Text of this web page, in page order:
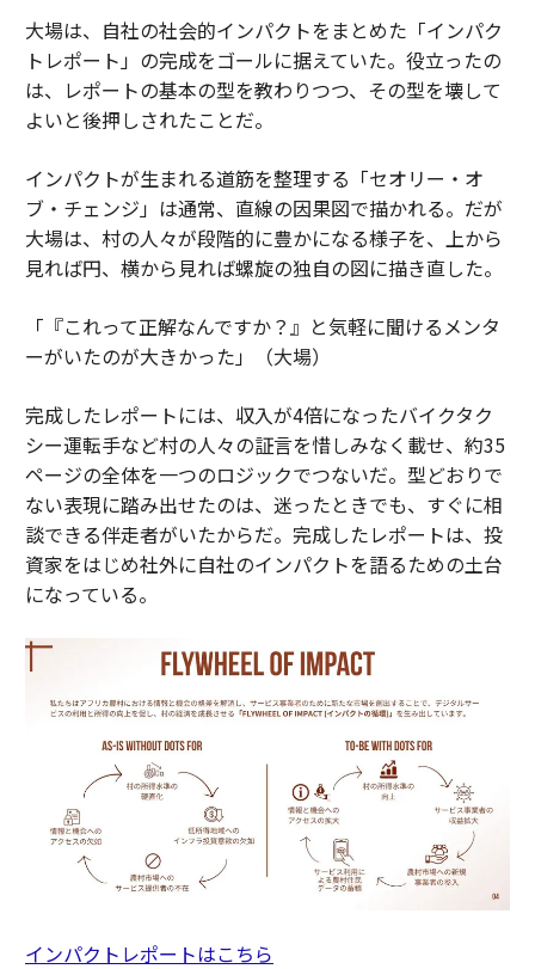
大場は、自社の社会的インパクトをまとめた「インパク
トレポート」の完成をゴールに据えていた。役立ったの
は、レポートの基本の型を教わりつつ、その型を壊して
よいと後押しされたことだ。
インパクトが生まれる道筋を整理する「セオリー・オ
ブ・チェンジ」は通常、直線の因果図で描かれる。だが
大場は、村の人々が段階的に豊かになる様子を、上から
見れば円、横から見れば螺旋の独自の図に描き直した。
「『これって正解なんですか？』と気軽に聞けるメンタ
ーがいたのが大きかった」（大場）
完成したレポートには、収入が4倍になったバイクタク
シー運転手など村の人々の証言を惜しみなく載せ、約35
ページの全体を一つのロジックでつないだ。型どおりで
ない表現に踏み出せたのは、迷ったときでも、すぐに相
談できる伴走者がいたからだ。完成したレポートは、投
資家をはじめ社外に自社のインパクトを語るための土台
になっている。
インパクトレポートはこちら